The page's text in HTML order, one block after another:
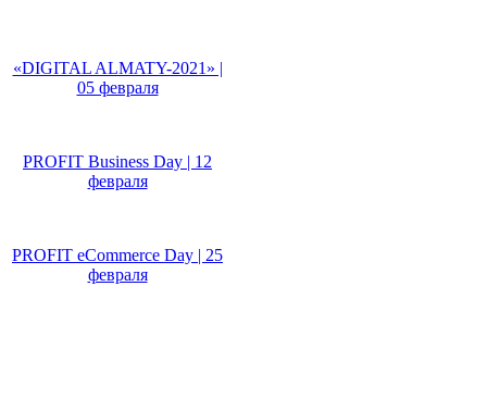
«DIGITAL ALMATY-2021» |
05 февраля
PROFIT Business Day | 12
февраля
PROFIT eCommerce Day | 25
февраля